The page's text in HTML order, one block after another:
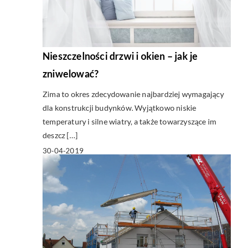
Nieszczelności drzwi i okien – jak je
zniwelować?
Zima to okres zdecydowanie najbardziej wymagający
dla konstrukcji budynków. Wyjątkowo niskie
temperatury i silne wiatry, a także towarzyszące im
deszcz […]
30-04-2019